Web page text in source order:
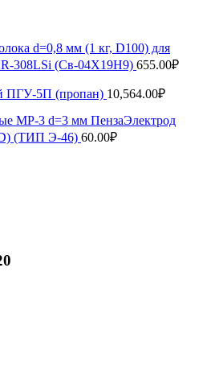
d=0,8 мм (1 кг, D100) для
308LSi (Св-04Х19Н9) 655.00₽
ПГУ-5П (пропан) 10,564.00₽
МР-3 d=3 мм ПензаЭлектрод
(ТИП Э-46) 60.00₽